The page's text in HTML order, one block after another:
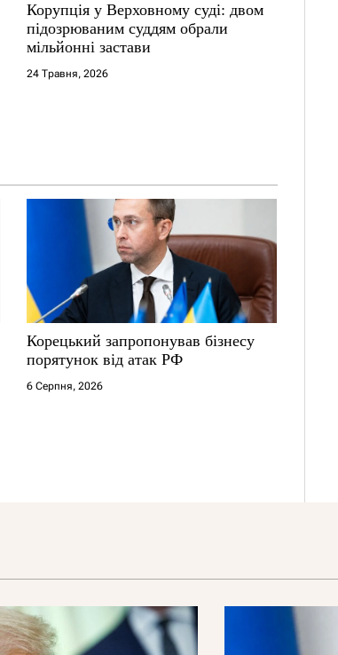
Корупція у Верховному суді: двом
підозрюваним суддям обрали
мільйонні застави
24 Травня, 2026
Корецький запропонував бізнесу
порятунок від атак РФ
6 Серпня, 2026